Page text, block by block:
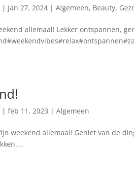
| jan 27, 2024 |Algemeen, Beauty,
allemaal! Lekker ontspannen,
|feb 11, 2023 |Algemeen
weekend allemaal! Geniet van de